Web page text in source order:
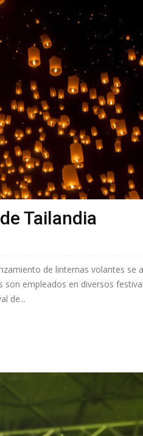
Tailandia
de linternas volantes se
son empleados en diversos
de...